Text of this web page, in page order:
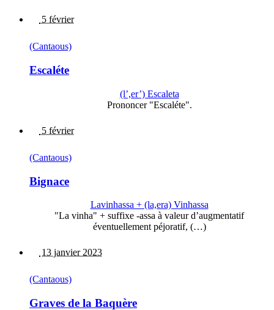
5 février
(Cantaous)
Escaléte
(l’,er’) Escaleta
Prononcer "Escaléte".
5 février
(Cantaous)
Bignace
Lavinhassa + (la,era) Vinhassa
"La vinha" + suffixe -assa à valeur d’augmentatif
éventuellement péjoratif, (…)
13 janvier 2023
(Cantaous)
Graves de la Baquère